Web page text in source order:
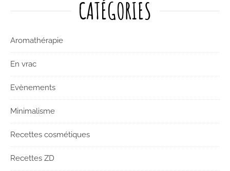
CATÉGORIES
Aromathérapie
En vrac
Evènements
Minimalisme
Recettes cosmétiques
Recettes ZD